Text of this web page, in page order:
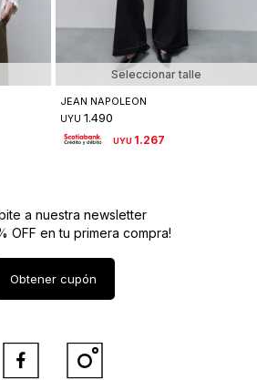
Seleccionar talle
JEAN NAPOLEON
UYU 1.490
UYU 1.267
a nuestra newsletter
OFF en tu primera compra!
Obtener cupón
 